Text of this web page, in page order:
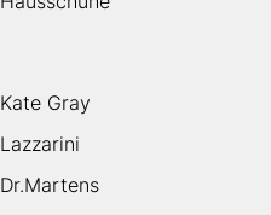
Kate Gray
Lazzarini
Dr.Martens